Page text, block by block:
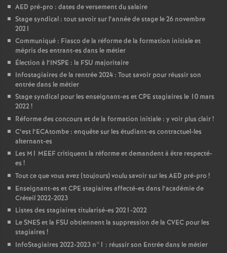
AED pré-pro : dates de versement du salaire
Stage syndical : tout savoir sur l’année de stage le 26 novembre
2021
Communiqué : Fiasco de la réforme de la formation initiale et
mépris des entrant-es dans le métier
Élection à l’INSPE : la FSU majoritaire
Infostagiaires de la rentrée 2024 : Tout savoir pour réussir son
entrée dans le métier
Stage syndical pour les enseignant-es etCPE stagiaires le 10 mars
2022!
Réforme des concours et de la formation initiale : y voir plus clair!
C’est l’ECAtombe : enquête sur les étudiant-es contractuel-les
alternant-es
Les M1 MEEFcritiquent la réforme et demandent à être respecté-
es !
Tout ce que vous avez (toujours) voulu savoir sur les AED pré-pro !
Enseignant-es etCPE stagiaires affecté-es dans l’académie de
Créteil 2022-2023
Listes des stagiaires titularisé-es 2021-2022
LeSNESet la FSU obtiennent la suppression de la CVEC pour les
stagiaires !
InfoStagiaires 2022-2023 n°1 : réussir son Entrée dans le métier